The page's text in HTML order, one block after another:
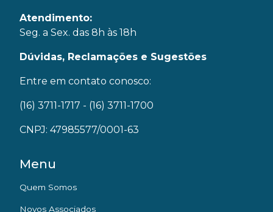
Atendimento:
Seg. a Sex. das 8h às 18h
Dúvidas, Reclamações e Sugestões
Entre em contato conosco:
(16) 3711-1717 - (16) 3711-1700
CNPJ: 47985577/0001-63
Menu
Quem Somos
Novos Associados